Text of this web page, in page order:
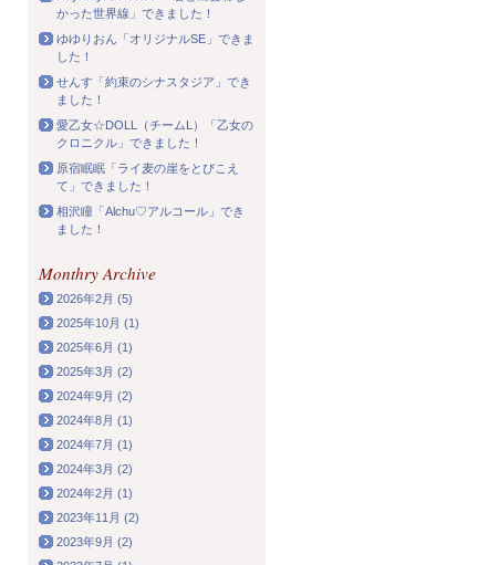
かった世界線」できました！
ゆゆりおん「オリジナルSE」できま
した！
せんす「約束のシナスタジア」でき
ました！
愛乙女☆DOLL（チームL）「乙女の
クロニクル」できました！
原宿眠眠「ライ麦の崖をとびこえ
て」できました！
相沢瞳「Alchu♡アルコール」でき
ました！
Monthry Archive
2026年2月 (5)
2025年10月 (1)
2025年6月 (1)
2025年3月 (2)
2024年9月 (2)
2024年8月 (1)
2024年7月 (1)
2024年3月 (2)
2024年2月 (1)
2023年11月 (2)
2023年9月 (2)